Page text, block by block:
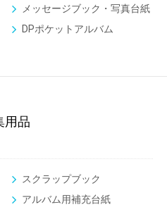
メッセージブック・写真台紙
DPポケットアルバム
用品
スクラップブック
アルバム用補充台紙